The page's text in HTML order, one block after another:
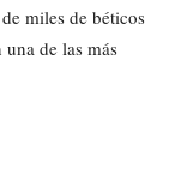
miles de béticos
de las más